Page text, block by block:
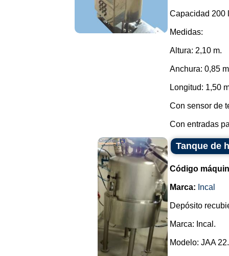
Capacidad 200
Medidas:
Altura: 2,10 m.
Anchura: 0,85
Longitud: 1,50
Con sensor de
Con entradas
Tanque de
Código
Marca: Incal
Depósito
Marca: Incal.
Modelo: JAA 22.